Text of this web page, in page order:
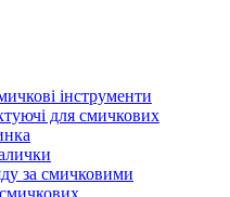
інструменти
для смичкових
за смичковими